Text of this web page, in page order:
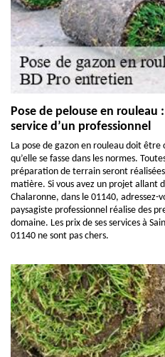
Pose de pelouse en
service d’un professionnel
La pose de gazon en rouleau doit
qu’elle se fasse dans les normes.
préparation de terrain seront
matière. Si vous avez un projet allant
Chalaronne, dans le 01140, adressez-
paysagiste professionnel réalise des
domaine. Les prix de ses services à
01140 ne sont pas chers.